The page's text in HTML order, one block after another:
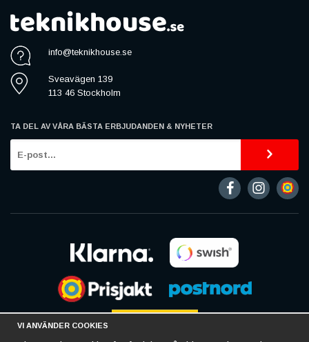
info@teknikhouse.se
Sveavägen 139
113 46 Stockholm
TA DEL AV VÅRA BÄSTA ERBJUDANDEN & NYHETER
VI ANVÄNDER COOKIES